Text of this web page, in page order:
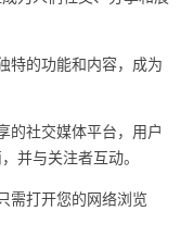
的功能和内容，成为
社交媒体平台，用户
并与关注者互动。
打开您的网络浏览